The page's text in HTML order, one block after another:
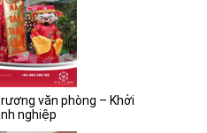
văn phòng – Khởi
nghiệp